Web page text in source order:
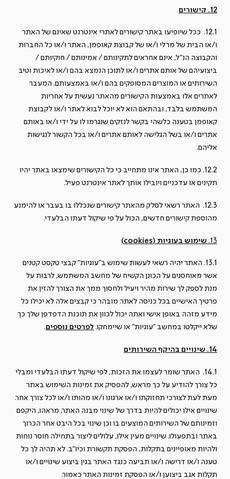
12. קישורים
12.1. ככל שיופיעו באתר קישורים לאתרי אינטרנט שאינם של האתר
ו/או הבית של מרלי ו/או של קבוצת קאופמן, האתר ו/או כל החברות
והקבוצה הנ"ל, אינם אחראים לתקינותם / אמינותם / חוקיותם /
ביצועיהם של אותם אתרים ו/או לתוכן הנמצא בהם ו/או לאיכות וטיב
השירותים או המוצרים המסופקים בהם ו/או באמצעותם. המעבר
לאתרים אלו באמצעות הקישורים מהאתר נעשית על אחריות
המשתמש בלבד, ובהתאם הוא לא יוכל לבוא לאתר ו/או לקבוצת
קאופמן בטענה כלשהי בקשר לנזקים שנגרמו לו על ידי ו/או באותם
אתרים ו/או בשל הגלישה לאותם אתרים ו/או בכל הקשור לנגישות
אליהם.
12.2. כמו כן, האתר אינו מתחייב כי כל הקישורים שימצאו באתר יהיו
תקינים או עדכניים ויובילו אותך לאתר אינטרנט פעיל.
12.3. האתר רשאי לסלק מהאתר קישורים שנכללו בו בעבר או להימנע
מהוספת קישורים חדשים, הכול על פי שיקול דעתו הבלעדי.
13. שימוש בעוגיות (cookies
)
13.1. האתר יהיה רשאי לעשות שימוש ב"עוגיות" קבצי טקסט קטנים
אשר מאוחסנים על הכונן הקשיח של מחשב המשתמש, לרבות על
מנת לספק לך שירות מהיר ויעיל ולחסוך ממך את הצורך להזין את
פרטיך האישיים בכל כניסה לאתר. מובהר כי קבצים אלה לא יכילו כל
מידע מזהה באופן אישי ואתה יכול לכוון את תוכנת הדפדפן שלך כך
שלא ייקלטו במחשב "עוגיות" או שיימחקו. לפרטים נוספים.
14. שינויים בהיקף השירותים
14.1. האתר שומר לעצמו את הזכות, לפי שיקול דעתו הבלעדי ומבלי
כל צורך להודיע על כך מראש, להפסיק את זמינות השימוש באתר
מעת לעת לצורכי תחזוקתו ו/או ארגונו ו/או מהותו ו/או לכל צורך אחר.
שינויים אילו יכולים להיות בדרך של שינוי מבנה האתר, מראהו, היקפם
וזמינותם של השירותים המוצעים בו וכן שינוי בכל היבט אחר הכרוך
באתר ובתפעולו. שינויים מעין אילו, עלולים ליצור בתחילה חוסר נוחות
ולהיות מאופיינים בתקלות, הפסקת תקשורת וכיו"ב. לא תהיה לך כל
טענה ו/או דרישה ו/או תביעה כנגד האתר בגין ביצוע שינויים ו/או
תקלות אגב ביצוען ו/או הפסקת זמינות האתר כאמור.